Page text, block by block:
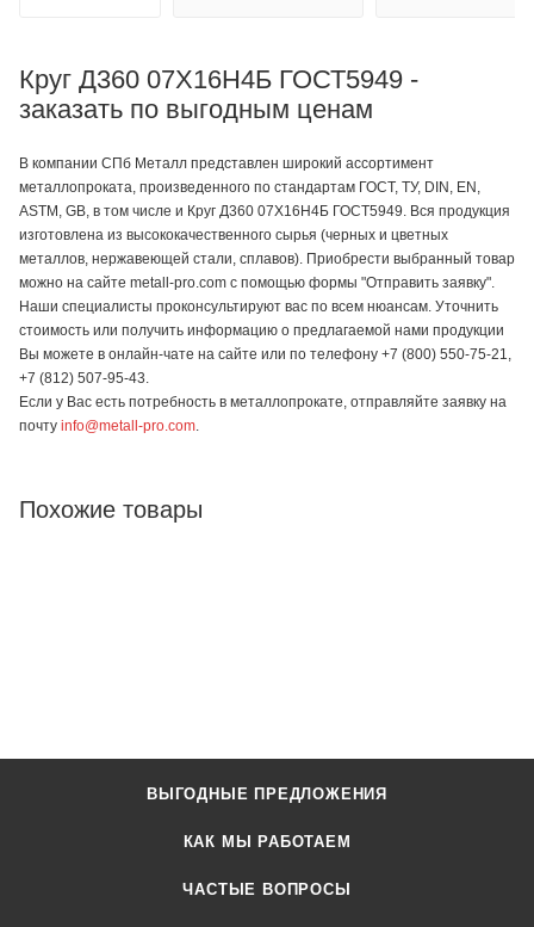
Круг Д360 07Х16Н4Б ГОСТ5949 -
заказать по выгодным ценам
В компании СПб Металл представлен широкий ассортимент
металлопроката, произведенного по стандартам ГОСТ, ТУ, DIN, EN,
ASTM, GB, в том числе и Круг Д360 07Х16Н4Б ГОСТ5949. Вся продукция
изготовлена из высококачественного сырья (черных и цветных
металлов, нержавеющей стали, сплавов). Приобрести выбранный товар
можно на сайте metall-pro.com с помощью формы "Отправить заявку".
Наши специалисты проконсультируют вас по всем нюансам. Уточнить
стоимость или получить информацию о предлагаемой нами продукции
Вы можете в онлайн-чате на сайте или по телефону +7 (800) 550-75-21,
+7 (812) 507-95-43.
Если у Вас есть потребность в металлопрокате, отправляйте заявку на
почту info@metall-pro.com
Похожие товары
ВЫГОДНЫЕ ПРЕДЛОЖЕНИЯ
КАК МЫ РАБОТАЕМ
ЧАСТЫЕ ВОПРОСЫ